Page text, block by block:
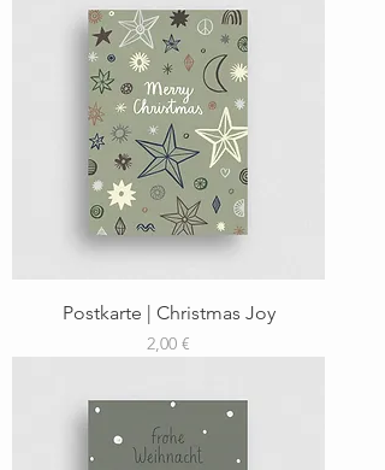
Postkarte | Christmas Joy
Preis
2,00 €